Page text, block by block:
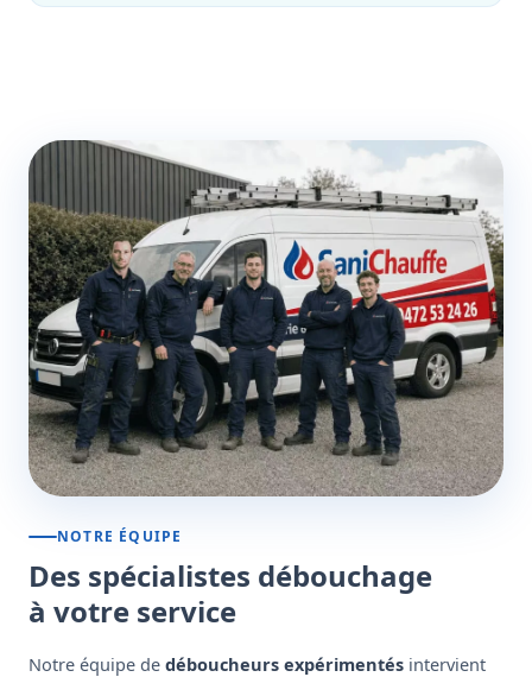
NOTRE ÉQUIPE
Des spécialistes débouchage
à votre service
Notre équipe de déboucheurs expérimentés intervient